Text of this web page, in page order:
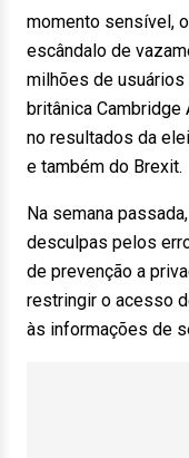
momento sensível,
escândalo de
milhões de
britânica Cambridge
no resultados da
e também do Brexit.
Na semana
desculpas pelos
de prevenção a
restringir o acesso
às informações de